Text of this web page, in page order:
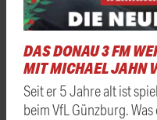
DAS DONAU 3 FM
MIT MICHAEL JAHN
Seit er 5 Jahre alt ist
beim VfL Günzburg.